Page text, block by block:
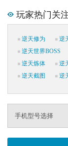
玩家热门关
逆天修为 逆
逆天世界BOSS
逆天炼体
逆
逆天截图
逆
手机型号选择